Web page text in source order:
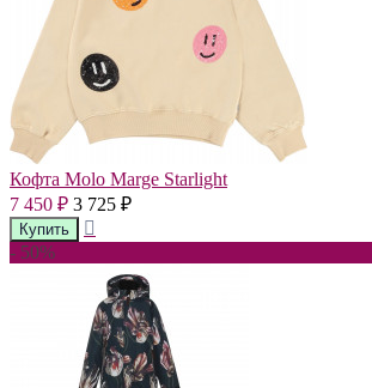
Кофта Molo Marge Starlight
7 450 ₽ 3 725 ₽
- 50%